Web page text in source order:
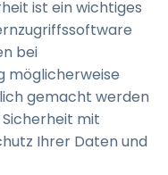
ist ein wichtiges
bei
möglicherweise
gemacht werden
mit
Ihrer Daten und